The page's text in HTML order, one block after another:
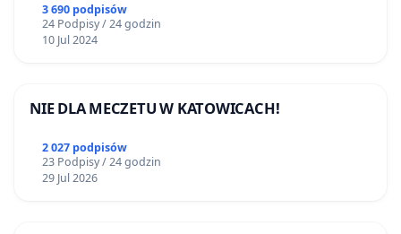
3 690 podpisów
24 Podpisy / 24 godzin
10 Jul 2024
NIE DLA MECZETU W KATOWICACH!
2 027 podpisów
23 Podpisy / 24 godzin
29 Jul 2026